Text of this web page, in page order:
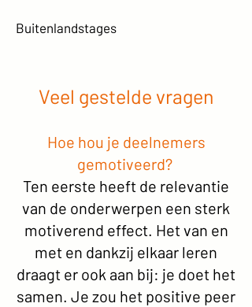
Buitenlandstages
Veel gestelde vragen
Hoe hou je deelnemers
gemotiveerd?
Ten eerste heeft de relevantie
van de onderwerpen een sterk
motiverend effect. Het van en
met en dankzij elkaar leren
draagt er ook aan bij: je doet het
samen. Je zou het positive peer